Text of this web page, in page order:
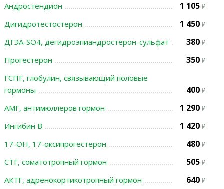
Андростендион 1 105
Дигидротестостерон 1 450
ДГЭА-SO4, дегидроэпиандростерон-сульфат 380
Прогестерон 350
ГСПГ, глобулин, связывающий половые
гормоны
400
АМГ, антимюллеров гормон 1 290
Ингибин В 1 420
17-ОН, 17-оксипрогестерон 480
СТГ, соматотропный гормон 505
АКТГ, адренокортикотропный гормон 640